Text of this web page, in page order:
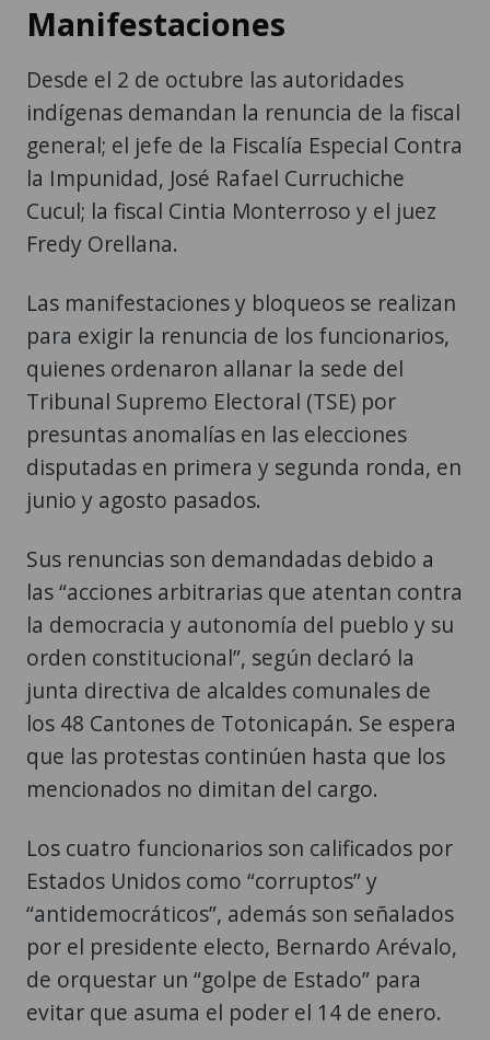
Manifestaciones
Desde el 2 de octubre las autoridades
indígenas demandan la renuncia de la fiscal
general; el jefe de la Fiscalía Especial Contra
la Impunidad, José Rafael Curruchiche
Cucul; la fiscal Cintia Monterroso y el juez
Fredy Orellana.
Las manifestaciones y bloqueos se realizan
para exigir la renuncia de los funcionarios,
quienes ordenaron allanar la sede del
Tribunal Supremo Electoral (TSE) por
presuntas anomalías en las elecciones
disputadas en primera y segunda ronda, en
junio y agosto pasados.
Sus renuncias son demandadas debido a
las “acciones arbitrarias que atentan contra
la democracia y autonomía del pueblo y su
orden constitucional”, según declaró la
junta directiva de alcaldes comunales de
los 48 Cantones de Totonicapán. Se espera
que las protestas continúen hasta que los
mencionados no dimitan del cargo.
Los cuatro funcionarios son calificados por
Estados Unidos como “corruptos” y
“antidemocráticos”, además son señalados
por el presidente electo, Bernardo Arévalo,
de orquestar un “golpe de Estado” para
evitar que asuma el poder el 14 de enero.